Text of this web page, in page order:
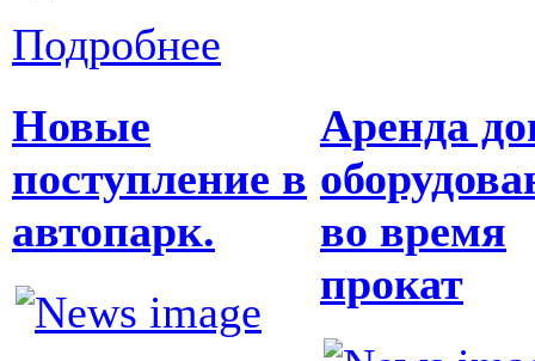
Подробнее
Новые
поступление в
автопарк.
Аренда
во время
прокат